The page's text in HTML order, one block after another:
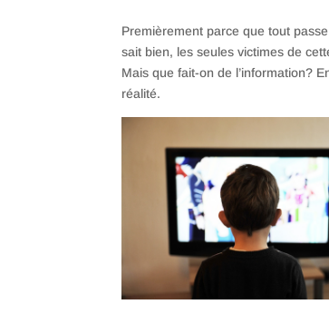
Premièrement parce que tout
sait bien, les seules victimes de
Mais que fait-on de l’information?
réalité.